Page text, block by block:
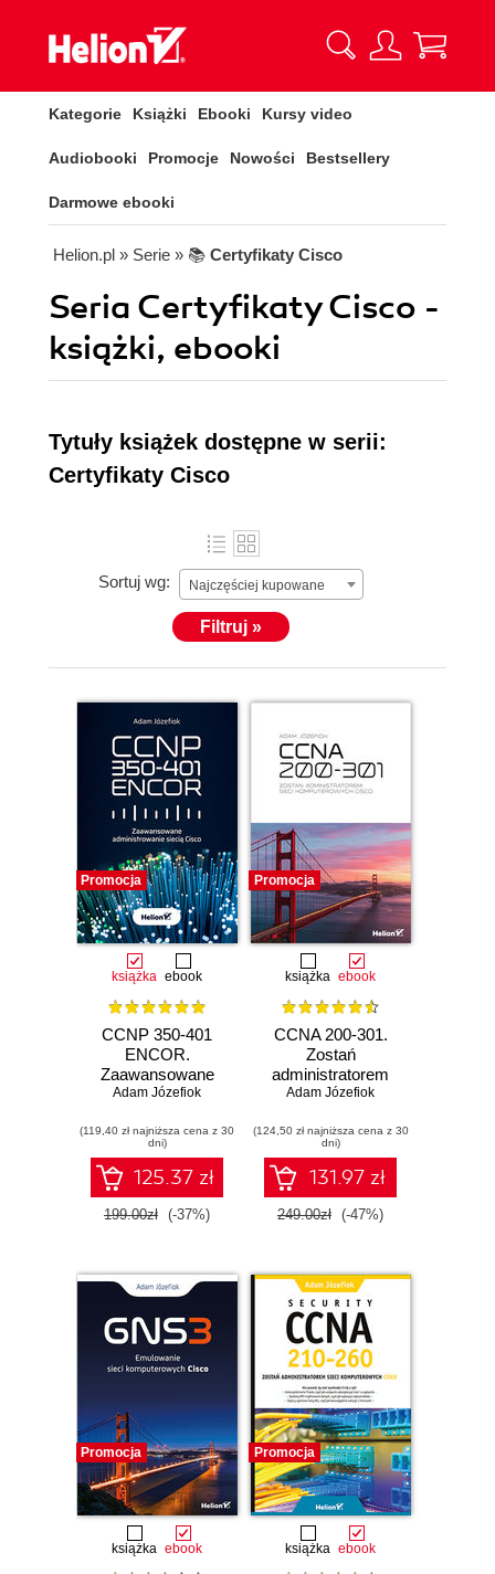
Kategorie Książki Ebooki Kursy video
Audiobooki Promocje Nowości Bestsellery
Darmowe ebooki
Helion.pl » Serie » 📚 Certyfikaty Cisco
Seria Certyfikaty Cisco -
książki, ebooki
Tytuły książek dostępne w serii:
Certyfikaty Cisco
Sortuj wg: Najczęściej kupowane
Filtruj »
Promocja
książka ebook
CCNP 350-401
ENCOR.
Zaawansowane
administrowanie
Adam Józefiok
(119,40 zł najniższa cena z 30
dni)
125.37 zł
199.00zł (-37%)
Promocja
książka ebook
CCNA 200-301.
Zostań
administratorem
sieci
Cisco
Adam Józefiok
(124,50 zł najniższa cena z 30
dni)
131.97 zł
249.00zł (-47%)
Promocja
książka ebook
Promocja
książka ebook